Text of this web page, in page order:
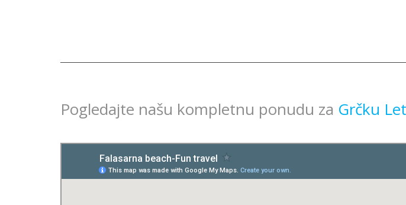
Pogledajte našu kompletnu ponudu za Grčku